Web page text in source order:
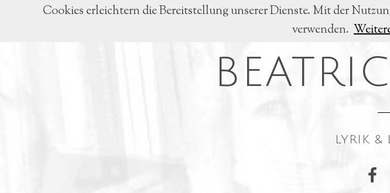
LYRIK &
Cookies erleichtern die Bereitstellung unserer Dienste. Mit der
verwenden.